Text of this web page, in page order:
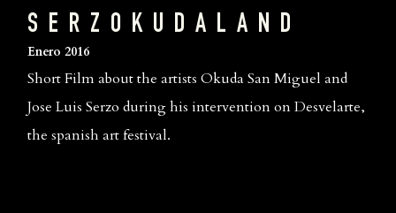
S E R Z O K U D A L A N D
Enero 2016
Short Film about the artists Okuda San Miguel and
Jose Luis Serzo during his intervention on Desvelarte,
the spanish art festival.